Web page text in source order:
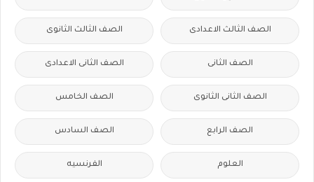
الصف الثالث الاعدادى الصف الثالث الثانوى
الصف الثانى الصف الثانى الاعدادى
الصف الثانى الثانوى الصف الخامس
الصف الرابع الصف السادس
العلوم الفرنسيه